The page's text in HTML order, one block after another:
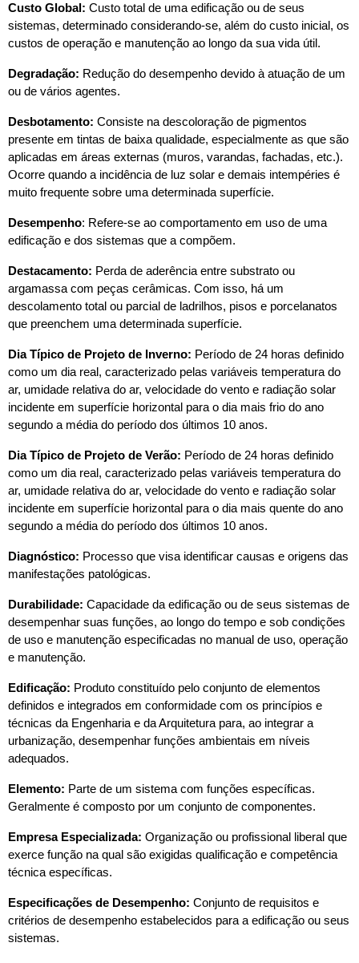
Custo Global: Custo total de uma edificação ou de seus
sistemas, determinado considerando-se, além do custo inicial, os
custos de operação e manutenção ao longo da sua vida útil.
Degradação: Redução do desempenho devido à atuação de um
ou de vários agentes.
Desbotamento: Consiste na descoloração de pigmentos
presente em tintas de baixa qualidade, especialmente as que são
aplicadas em áreas externas (muros, varandas, fachadas, etc.).
Ocorre quando a incidência de luz solar e demais intempéries é
muito frequente sobre uma determinada superfície.
Desempenho: Refere-se ao comportamento em uso de uma
edificação e dos sistemas que a compõem.
Destacamento: Perda de aderência entre substrato ou
argamassa com peças cerâmicas. Com isso, há um
descolamento total ou parcial de ladrilhos, pisos e porcelanatos
que preenchem uma determinada superfície.
Dia Típico de Projeto de Inverno: Período de 24 horas definido
como um dia real, caracterizado pelas variáveis temperatura do
ar, umidade relativa do ar, velocidade do vento e radiação solar
incidente em superfície horizontal para o dia mais frio do ano
segundo a média do período dos últimos 10 anos.
Dia Típico de Projeto de Verão: Período de 24 horas definido
como um dia real, caracterizado pelas variáveis temperatura do
ar, umidade relativa do ar, velocidade do vento e radiação solar
incidente em superfície horizontal para o dia mais quente do ano
segundo a média do período dos últimos 10 anos.
Diagnóstico: Processo que visa identificar causas e origens das
manifestações patológicas.
Durabilidade: Capacidade da edificação ou de seus sistemas de
desempenhar suas funções, ao longo do tempo e sob condições
de uso e manutenção especificadas no manual de uso, operação
e manutenção.
Edificação: Produto constituído pelo conjunto de elementos
definidos e integrados em conformidade com os princípios e
técnicas da Engenharia e da Arquitetura para, ao integrar a
urbanização, desempenhar funções ambientais em níveis
adequados.
Elemento: Parte de um sistema com funções específicas.
Geralmente é composto por um conjunto de componentes.
Empresa Especializada: Organização ou profissional liberal que
exerce função na qual são exigidas qualificação e competência
técnica específicas.
Especificações de Desempenho: Conjunto de requisitos e
critérios de desempenho estabelecidos para a edificação ou seus
sistemas.